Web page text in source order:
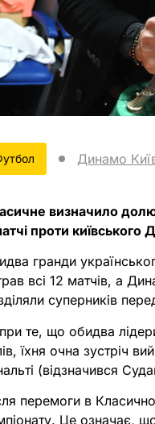
Динамо
визначило
проти київського
гранди
всі 12 матчів, а
суперників
те, що обидва
їхня очна зустріч
(відзначився
перемоги в
Це означає,